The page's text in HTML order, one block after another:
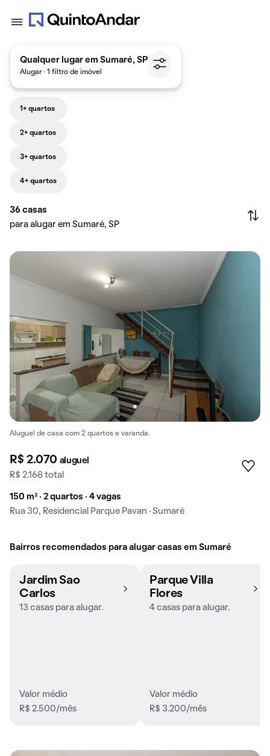
Qualquer lugar em Sumaré, SP
Alugar · 1 filtro de imóvel
1+ quartos
2+ quartos
3+ quartos
4+ quartos
36 casas
para alugar em Sumaré, SP
Aluguel de casa com 2 quartos e varanda.
R$ 2.070 aluguel
R$ 2.168 total
150 m² · 2 quartos · 4 vagas
Rua 30, Residencial Parque Pavan · Sumaré
Bairros recomendados para alugar casas em Sumaré
Jardim Sao
Carlos
13 casas para alugar.
Valor médio
R$ 2.500/mês
Parque Villa
Flores
4 casas para alugar.
Valor médio
R$ 3.200/mês